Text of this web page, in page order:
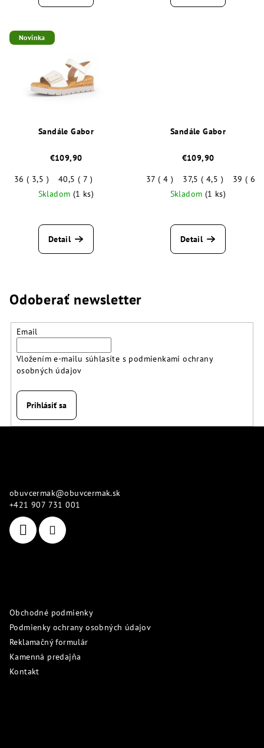
Novinka
Sandále Gabor
€109,90
36 ( 3,5 )
40,5 ( 7 )
Skladom (1 ks)
Detail
Sandále Gabor
€109,90
37 ( 4 )
37,5 ( 4,5 )
39 ( 6 )
Skladom (1 ks)
Detail
Odoberať newsletter
Email
Vložením e-mailu súhlasíte s podmienkami ochrany
osobných údajov
Prihlásiť sa
obuvcermak@obuvcermak.sk
+421 907 731 001
Obchodné podmienky
Podmienky ochrany osobných údajov
Reklamačný formulár
Kamenná predajňa
Kontakt